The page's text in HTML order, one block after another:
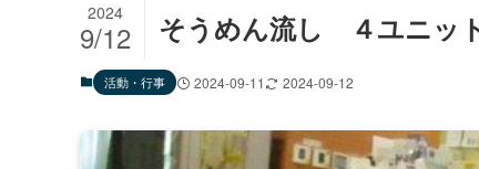
そうめん流し ４ユニッ
2024
9/12
活動・行事 2024-09-11 2024-09-12